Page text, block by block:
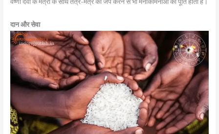
वैष्णो देवी के मंत्रों के साथ तंत्र-मंत्र का जप करने से भी मनोकामनाओं की पूर्ति होती है।
दान और सेवा